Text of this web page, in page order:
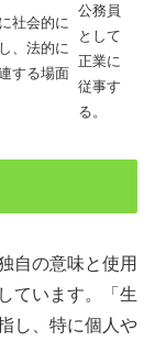
社会的に
、法的に
する場面
公務員
として
正業に
従事す
る。
自の意味と使用
ています。「生
し、特に個人や